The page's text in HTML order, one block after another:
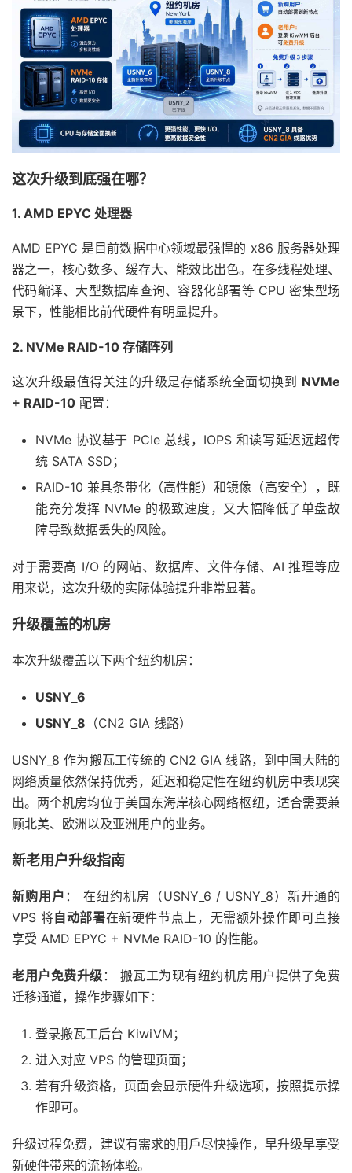
这次升级到底强在哪？
1. AMD EPYC 处理器
AMD EPYC 是目前数据中心领域最强悍的 x86 服务器处理
器之一，核心数多、缓存大、能效比出色。在多线程处理、
代码编译、大型数据库查询、容器化部署等 CPU 密集型场
景下，性能相比前代硬件有明显提升。
2. NVMe RAID-10 存储阵列
这次升级最值得关注的升级是存储系统全面切换到 NVMe
+ RAID-10 配置：
NVMe 协议基于 PCIe 总线，IOPS 和读写延迟远超传
统 SATA SSD；
RAID-10 兼具条带化（高性能）和镜像（高安全），既
能充分发挥 NVMe 的极致速度，又大幅降低了单盘故
障导致数据丢失的风险。
对于需要高 I/O 的网站、数据库、文件存储、AI 推理等应
用来说，这次升级的实际体验提升非常显著。
升级覆盖的机房
本次升级覆盖以下两个纽约机房：
USNY_6
USNY_8 （CN2 GIA 线路）
USNY_8 作为搬瓦工传统的 CN2 GIA 线路，到中国大陆的
网络质量依然保持优秀，延迟和稳定性在纽约机房中表现突
出。两个机房均位于美国东海岸核心网络枢纽，适合需要兼
顾北美、欧洲以及亚洲用户的业务。
新老用户升级指南
新购用户 ： 在纽约机房（USNY_6 / USNY_8）新开通的
VPS 将自动部署在新硬件节点上，无需额外操作即可直接
享受 AMD EPYC + NVMe RAID-10 的性能。
老用户免费升级 ： 搬瓦工为现有纽约机房用户提供了免费
迁移通道，操作步骤如下：
登录搬瓦工后台 KiwiVM；
进入对应 VPS 的管理页面；
若有升级资格，页面会显示硬件升级选项，按照提示操
作即可。
升级过程免费，建议有需求的用戶尽快操作，早升级早享受
新硬件带来的流畅体验。